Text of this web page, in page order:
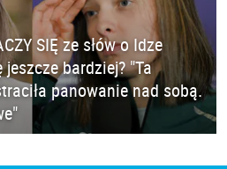
SIĘ ze słów o Idze
bardziej? "Ta
panowanie nad sobą.